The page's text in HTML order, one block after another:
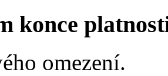
konce
omezení.